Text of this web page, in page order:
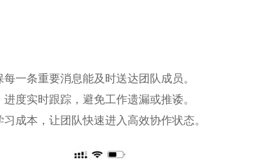
一条重要消息能及时送达团队成员。
度实时跟踪，避免工作遗漏或推诿。
成本，让团队快速进入高效协作状态。